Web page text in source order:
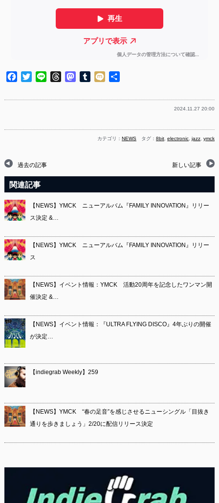
Facebook
TwitterLine ThreadsMastodon
Tumblr
Mixi
2024.11.27 20:00
カテゴリ：NEWS タグ：8bit ,electronic ,jazz ,ymck
過去の記事 新しい記事
関連記事
【NEWS】YMCK ニューアルバム『FAMILY INNOVATION』リリー
ス決定 &…
【NEWS】YMCK ニューアルバム『FAMILY INNOVATION』リリー
ス
【NEWS】イベント情報：YMCK 活動20周年を記念したワンマン開
催決定 &…
【NEWS】イベント情報：『ULTRA FLYING DISCO』4年ぶりの開催
が決定…
【indiegrab Weekly】259
【NEWS】YMCK “春の足音”を感じさせるニューシングル「目抜き
通りを歩きましょう」2/20に配信リリース決定